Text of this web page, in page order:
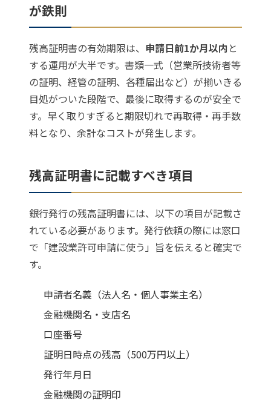
が鉄則
残高証明書の有効期限は、 申請日前1か月以内 と
する運用が大半です。書類一式（営業所技術者等
の証明、経管の証明、各種届出など）が揃いきる
目処がついた段階で、最後に取得するのが安全で
す。早く取りすぎると期限切れで再取得・再手数
料となり、余計なコストが発生します。
残高証明書に記載すべき項目
銀行発行の残高証明書には、以下の項目が記載さ
れている必要があります。発行依頼の際には窓口
で「建設業許可申請に使う」旨を伝えると確実で
す。
申請者名義（法人名・個人事業主名）
金融機関名・支店名
口座番号
証明日時点の残高（500万円以上）
発行年月日
金融機関の証明印